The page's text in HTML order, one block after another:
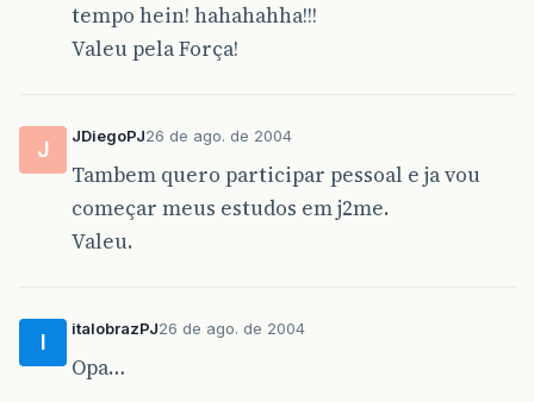
tempo hein! hahahahha!!!
Valeu pela Força!
J
JDiegoPJ26 de ago. de 2004
Tambem quero participar pessoal e ja vou
começar meus estudos em j2me.
Valeu.
I
italobrazPJ26 de ago. de 2004
Opa…